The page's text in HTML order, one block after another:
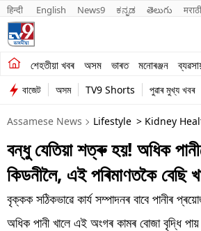
हिन्दी English News9 ಕನ್ನಡ తెలుగు मराठी
শেহতীয়া খবৰ অসম ভাৰত মনোৰঞ্জন
শেহতীয়া খবৰ
অসম
ভাৰত
মনোৰঞ্জন
শিক্ষা
বাজেট অসম TV9 Shorts পুৱাৰ মুখ্য খবৰ
Assamese News Lifestyle > Kidney
বন্ধু যেতিয়া শত্ৰু হয়! অধিক
কিডনীলৈ, এই পৰিমাণতকৈ বেছি
বৃক্কক সঠিকভাৱে কাৰ্য সম্পাদনৰ বাবে পানীৰ
অধিক পানী খালে এই অংগৰ কামৰ বোজা বৃদ্ধি